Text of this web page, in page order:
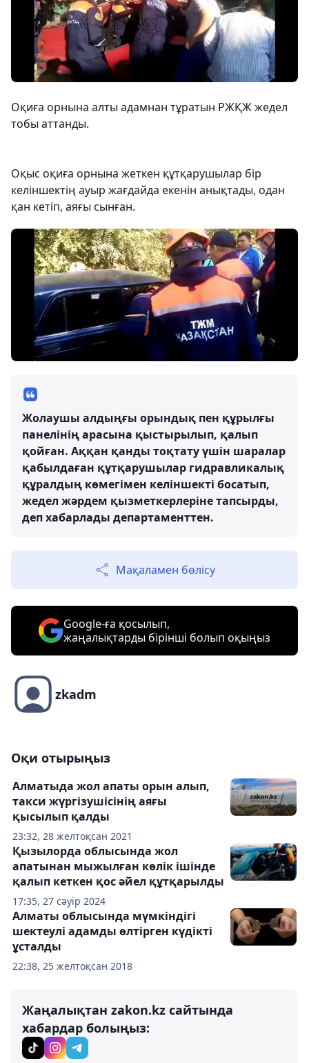
Оқиға орнына алты адамнан тұратын РЖҚЖ жедел
тобы аттанды.
Оқыс оқиға орнына жеткен құтқарушылар бір
келіншектің ауыр жағдайда екенін анықтады, одан
қан кетіп, аяғы сынған.
Жолаушы алдыңғы орындық пен құрылғы
панелінің арасына қыстырылып, қалып
қойған. Аққан қанды тоқтату үшін шаралар
қабылдаған құтқарушылар гидравликалық
құралдың көмегімен келіншекті босатып,
жедел жәрдем қызметкерлеріне тапсырды,
деп хабарлады департаменттен.
Мақаламен бөлісу
Google-ға қосылып,
жаңалықтарды бірінші болып оқыңыз
zkadm
Оқи отырыңыз
23:32, 28 желтоқсан 2021
Алматыда жол апаты орын алып,
такси жүргізушісінің аяғы
қысылып қалды
17:35, 27 сәуір 2024
Қызылорда облысында жол
апатынан мыжылған көлік ішінде
қалып кеткен қос әйел құтқарылды
22:38, 25 желтоқсан 2018
Алматы облысында мүмкіндігі
шектеулі адамды өлтірген күдікті
ұсталды
Жаңалықтан zakon.kz сайтында
хабардар болыңыз: